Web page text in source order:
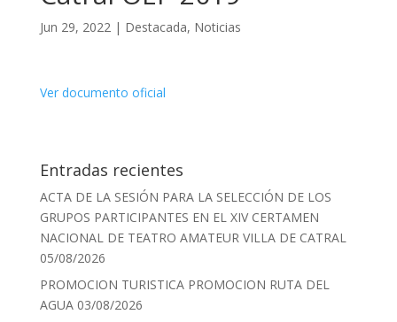
Jun 29, 2022| Destacada, Noticias
Ver documento oficial
Entradas recientes
ACTA DE LA SESIÓN PARA LA SELECCIÓN DE LOS
GRUPOS PARTICIPANTES EN EL XIV CERTAMEN
NACIONAL DE TEATRO AMATEUR VILLA DE CATRAL
05/08/2026
PROMOCION TURISTICA PROMOCION RUTA DEL
AGUA 03/08/2026